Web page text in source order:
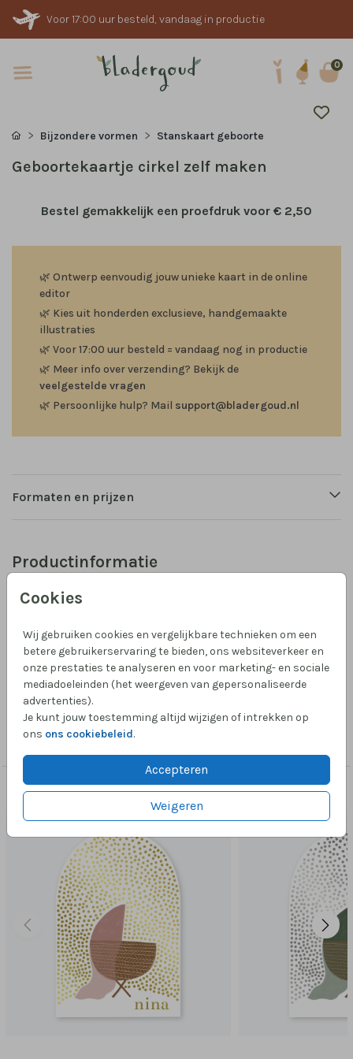
Voor 17:00 uur besteld, vandaag in productie
0
Cookies
Wij gebruiken cookies en vergelijkbare technieken om een
betere gebruikerservaring te bieden, ons websiteverkeer en
onze prestaties te analyseren en voor marketing- en sociale
mediadoeleinden (het weergeven van gepersonaliseerde
advertenties).
Je kunt jouw toestemming altijd wijzigen of intrekken op
ons ons cookiebeleid.
Accepteren
Weigeren
Bijzondere vormen Stanskaart geboorte
Geboortekaartje cirkel zelf maken
Bestel gemakkelijk een proefdruk voor € 2,50
🌿 Ontwerp eenvoudig jouw unieke kaart in de online
editor
🌿 Kies uit honderden exclusieve, handgemaakte
illustraties
🌿 Voor 17:00 uur besteld = vandaag nog in productie
🌿 Meer info over verzending? Bekijk de
veelgestelde vragen
🌿 Persoonlijke hulp? Mail support@bladergoud.nl
Formaten en prijzen
Productinformatie
Omschrijving
dat tekst niet te dicht bij de rand staat en aflopende
afbeeldingen ruim over de rand heen vallen. Als je
ergens hulp bij nodig hebt, laat het weten!
Collectie
Dit vind je misschien ook leuk